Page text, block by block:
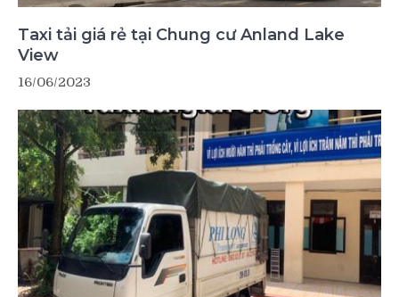
Taxi tải giá rẻ tại Chung cư Anland Lake
View
16/06/2023